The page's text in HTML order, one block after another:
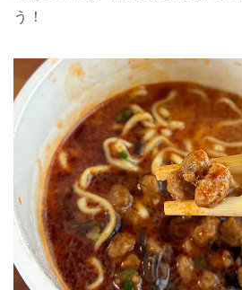
う！